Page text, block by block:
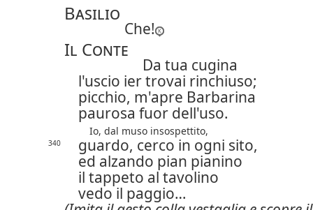
Basilio
Che!
Il Conte
Da tua cugina
l'uscio ier trovai rinchiuso;
picchio, m'apre Barbarina
paurosa fuor dell'uso.
Io, dal muso insospettito,
340
guardo, cerco in ogni sito,
ed alzando pian pianino
il tappeto al tavolino
vedo il paggio…